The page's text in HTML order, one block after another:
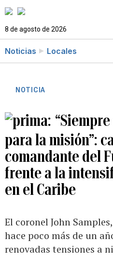
8 de agosto de 2026
Noticias Locales
NOTICIA
para la misión”:
comandante del
frente a la
en el Caribe
El coronel John
hace poco más de un
renovadas tensiones a